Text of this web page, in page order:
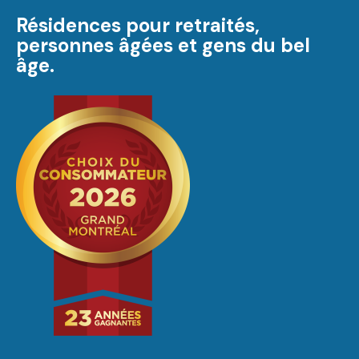
Résidences pour retraités,
personnes âgées et gens du bel
âge.